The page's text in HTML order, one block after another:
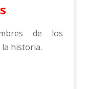
de los
historia.